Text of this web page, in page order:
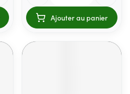
Ajouter au panier